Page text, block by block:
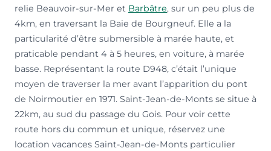
relie Beauvoir-sur-Mer et Barbâtre, sur un peu plus de
4km, en traversant la Baie de Bourgneuf. Elle a la
particularité d’être submersible à marée haute, et
praticable pendant 4 à 5 heures, en voiture, à marée
basse. Représentant la route D948, c’était l’unique
moyen de traverser la mer avant l’apparition du pont
de Noirmoutier en 1971. Saint-Jean-de-Monts se situe à
22km, au sud du passage du Gois. Pour voir cette
route hors du commun et unique, réservez une
location vacances Saint-Jean-de-Monts particulier